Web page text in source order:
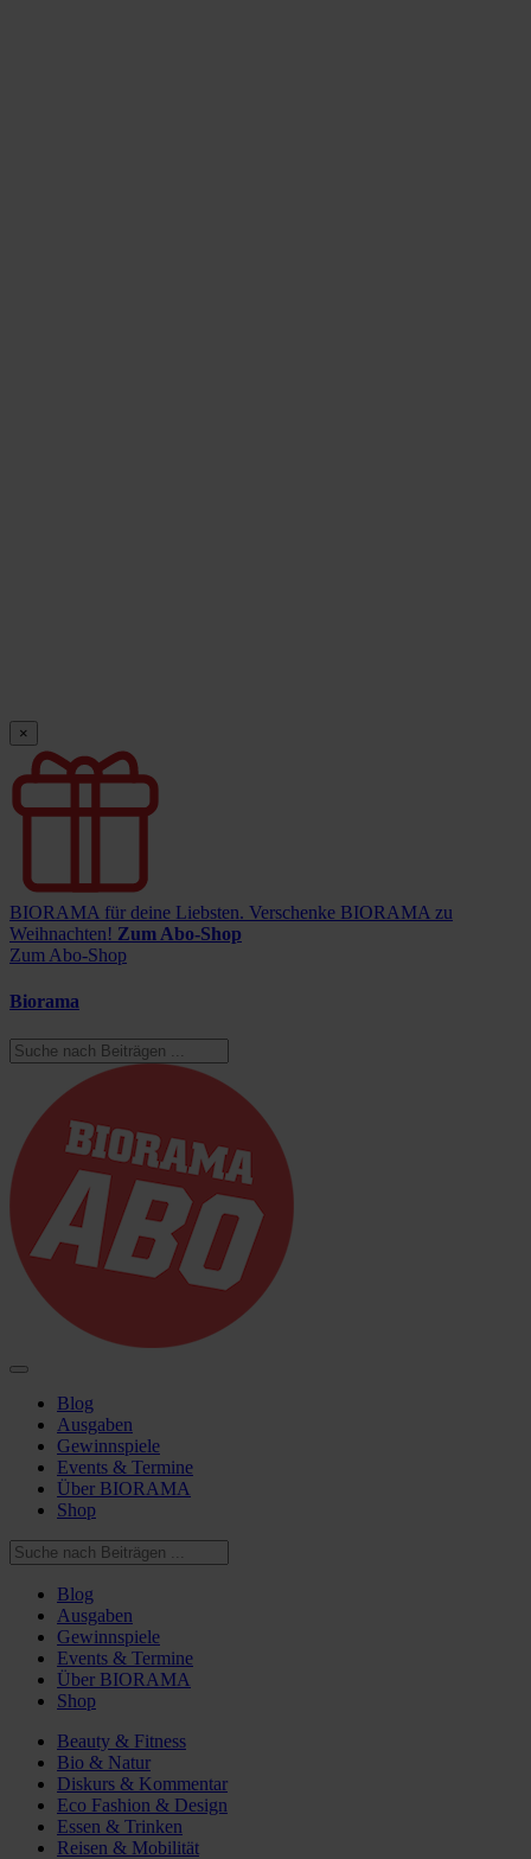
×
BIORAMA für deine Liebsten. Verschenke BIORAMA zu
Weihnachten! Zum Abo-Shop
Zum Abo-Shop
Biorama
Blog
Ausgaben
Gewinnspiele
Events & Termine
Über BIORAMA
Shop
Blog
Ausgaben
Gewinnspiele
Events & Termine
Über BIORAMA
Shop
Beauty & Fitness
Bio & Natur
Diskurs & Kommentar
Eco Fashion & Design
Essen & Trinken
Reisen & Mobilität